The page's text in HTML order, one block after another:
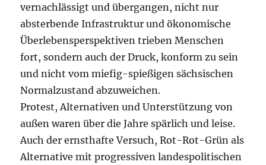
vernachlässigt und übergangen, nicht nur
absterbende Infrastruktur und ökonomische
Überlebensperspektiven trieben Menschen
fort, sondern auch der Druck, konform zu sein
und nicht vom miefig-spießigen sächsischen
Normalzustand abzuweichen.
Protest, Alternativen und Unterstützung von
außen waren über die Jahre spärlich und leise.
Auch der ernsthafte Versuch, Rot-Rot-Grün als
Alternative mit progressiven landespolitischen